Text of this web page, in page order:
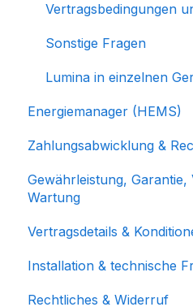
Vertragsbedingungen
Sonstige Fragen
Lumina in einzelnen
Energiemanager (HEMS)
Installation und
Lohnt sich der
Zahlungsabwicklung &
Zahlungsmodalitäten &
Lastschriftverfahren
Rechnungen &
Zahlungsausfall &
Gewährleistung, Garantie,
Wartung
Garantie &
Wartung &
Vertragsdetails &
Sondertilgung &
Laufzeit & Rückzahlung
Installation & technische
Kundensupport &
Rechtliches & Widerruf